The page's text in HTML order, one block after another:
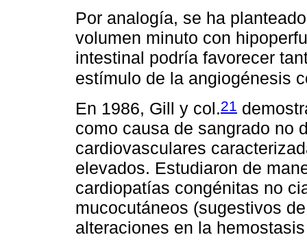
Por analogía, se ha
volumen minuto con
intestinal podría favorecer
estímulo de la angiogénesis
En 1986, Gill y col.21
como causa de sangrado no
cardiovasculares
elevados. Estudiaron de
cardiopatías congénitas no
mucocutáneos (sugestivos
alteraciones en la